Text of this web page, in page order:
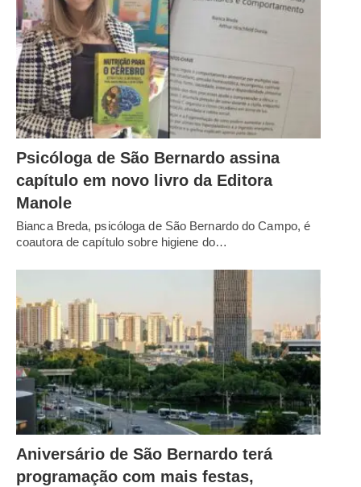
Psicóloga de São Bernardo assina
capítulo em novo livro da Editora
Manole
Bianca Breda, psicóloga de São Bernardo do Campo, é
coautora de capítulo sobre higiene do…
Aniversário de São Bernardo terá
programação com mais festas,